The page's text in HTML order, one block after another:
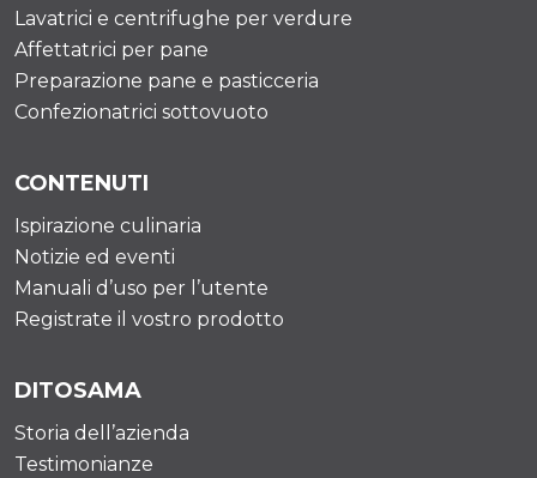
Lavatrici e centrifughe per verdure
Affettatrici per pane
Preparazione pane e pasticceria
Confezionatrici sottovuoto
CONTENUTI
Ispirazione culinaria
Notizie ed eventi
Manuali d’uso per l’utente
Registrate il vostro prodotto
DITOSAMA
Storia dell’azienda
Testimonianze